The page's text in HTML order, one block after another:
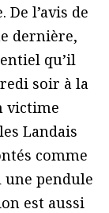
De l’avis de
dernière,
qu’il
soir à la
victime
Landais
comme
une pendule
est aussi